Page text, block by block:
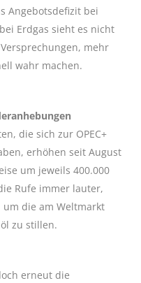
Angebotsdefizit bei
Erdgas sieht es nicht
mehr
wahr machen.
die sich zur OPEC+
erhöhen seit August
um jeweils 400.000
Rufe immer lauter,
die am Weltmarkt
zu stillen.
erneut die